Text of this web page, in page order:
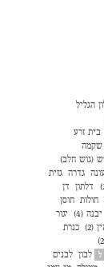
הגליל
בית זרע
שקמה
(גוש חלב)
גדרה
גזית
דלתון
דן
חולות
חוסן
יבנה (4)
יגור
(2)
כנרת
ל לבון
לבנים